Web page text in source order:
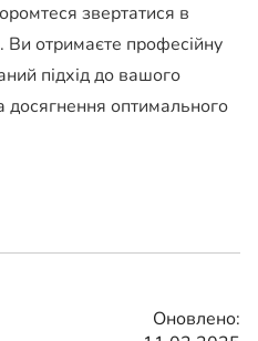
звертатися в
. Ви отримаєте професійну
підхід до вашого
досягнення оптимального
Оновлено: